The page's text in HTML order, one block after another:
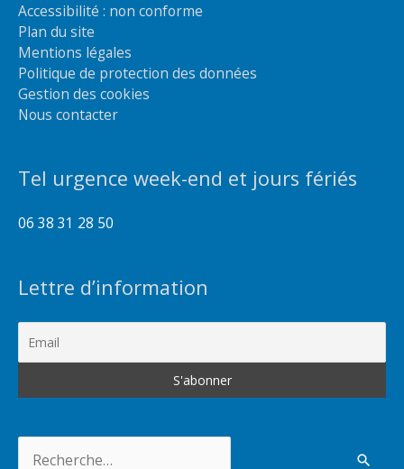
Accessibilité : non conforme
Plan du site
Mentions légales
Politique de protection des données
Gestion des cookies
Nous contacter
Tel urgence week-end et jours fériés
06 38 31 28 50
Lettre d’information